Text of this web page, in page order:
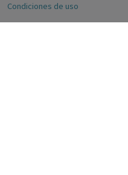
Condiciones de uso